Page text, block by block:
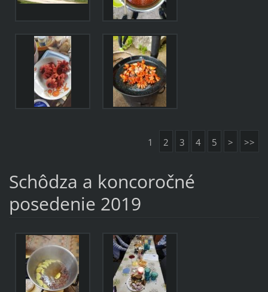
1 2 3 4 5 > >>
Schôdza a koncoročné
posedenie 2019